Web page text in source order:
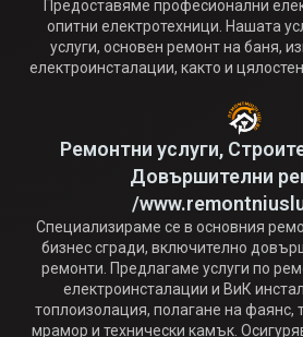
Предоставяме професионални
опитни електротехници. Нашата
услуги, основен ремонт на баня,
електроинсталации, както и
Ремонтни услуги,
Довършителни
/
Специализираме се в основния
бизнес сгради, включително
ремонти. Предлагаме услуги по
електроинсталации и ВиК
топлоизолация, полагане на фаянс,
мрамор и технически камък.